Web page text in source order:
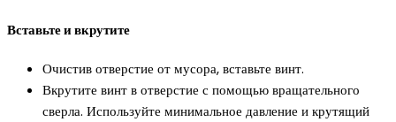
Вставьте и вкрутите
Очистив отверстие от мусора, вставьте винт.
Вкрутите винт в отверстие с помощью вращательного
сверла. Используйте минимальное давление и крутящий